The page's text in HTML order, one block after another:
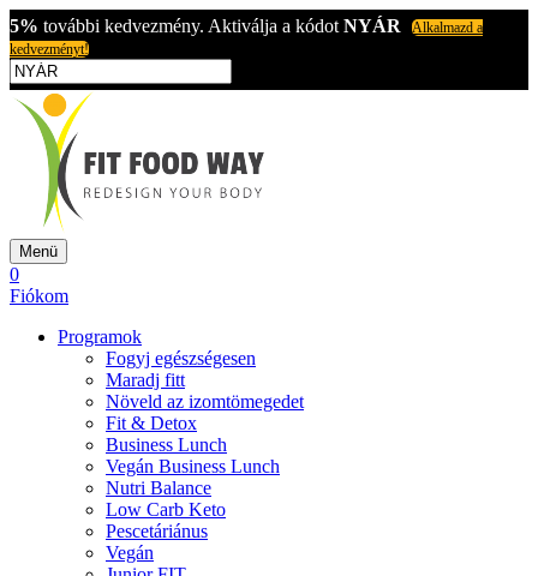
5% további kedvezmény. Aktiválja a kódot NYÁR
Alkalmazd a
kedvezményt!
Menü
0
Fiókom
Programok
Fogyj egészségesen
Maradj fitt
Növeld az izomtömegedet
Fit & Detox
Business Lunch
Vegán Business Lunch
Nutri Balance
Low Carb Keto
Pescetáriánus
Vegán